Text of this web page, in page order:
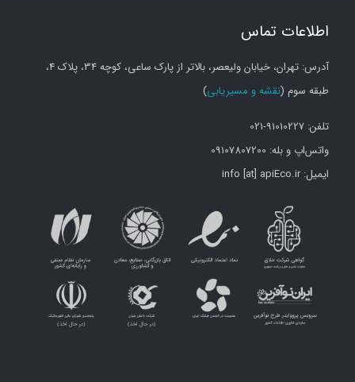
اطلاعات تماس
آدرس: تهران، خیابان ولیعصر، بالاتر از پارک ساعی، کوچه 34، پلاک 4،
طبقه سوم (نقشه و مسیریابی)
تلفن: 91010227-021
واتس‌اپ و بله: 09107807200
ایمیل: info [at] apiEco.ir